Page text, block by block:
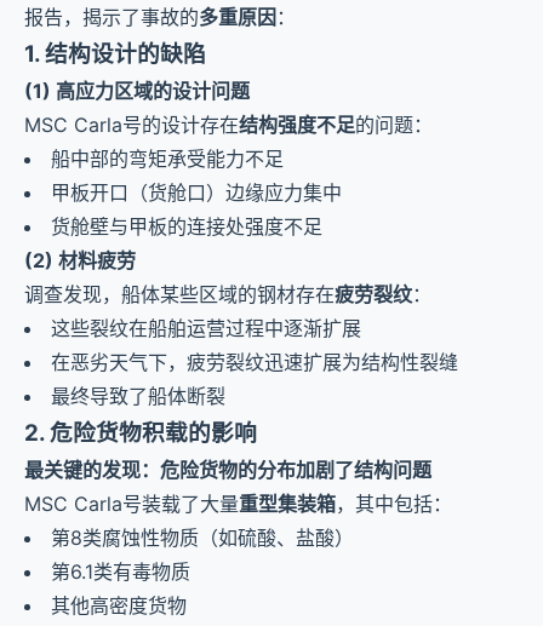
报告，揭示了事故的多重原因 ：
1. 结构设计的缺陷
(1) 高应力区域的设计问题
MSC Carla号的设计存在结构强度不足的问题：
船中部的弯矩承受能力不足
甲板开口（货舱口）边缘应力集中
货舱壁与甲板的连接处强度不足
(2) 材料疲劳
调查发现，船体某些区域的钢材存在疲劳裂纹：
这些裂纹在船舶运营过程中逐渐扩展
在恶劣天气下，疲劳裂纹迅速扩展为结构性裂缝
最终导致了船体断裂
2. 危险货物积载的影响
最关键的发现：危险货物的分布加剧了结构问题
MSC Carla号装载了大量重型集装箱，其中包括：
第8类腐蚀性物质（如硫酸、盐酸）
第6.1类有毒物质
其他高密度货物